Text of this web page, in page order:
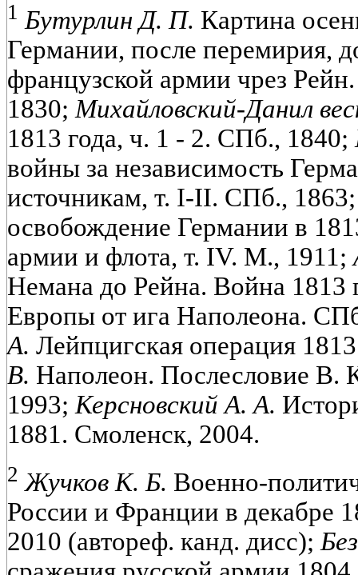
1 Бутурлин Д. П. Картина
Германии, после перемирия,
французской армии чрез
1830; Михайловский-Данил
1813 года, ч. 1 - 2. СПб., 1840;
войны за независимость
источникам, т. I-II. СПб.,
освобождение Германии в
армии и флота, т. IV. М., 1911;
Немана до Рейна. Война 1813
Европы от ига Наполеона.
А. Лейпцигская операция
В. Наполеон. Послесловие В.
1993; Керсновский А. А.
1881. Смоленск, 2004.
2 Жучков К. Б. Военно-
России и Франции в декабре
2010 (автореф. канд. дисс);